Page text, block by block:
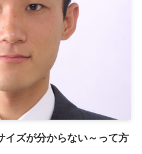
イズが分からない～って方